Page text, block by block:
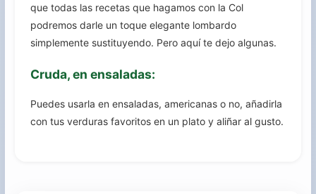
que todas las recetas que hagamos con la Col
podremos darle un toque elegante lombardo
simplemente sustituyendo. Pero aquí te dejo algunas.
Cruda, en ensaladas:
Puedes usarla en ensaladas, americanas o no, añadirla
con tus verduras favoritos en un plato y aliñar al gusto.